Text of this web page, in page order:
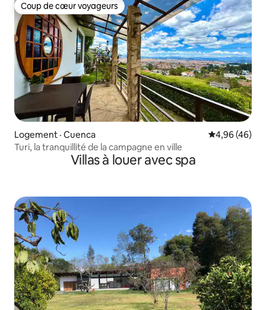
Coup de cœur voyageurs
Coup de cœur voyageurs
Logement · Cuenca Note
4,96 (46)
Turi, la tranquillité de la campagne en ville
Villas à louer avec spa